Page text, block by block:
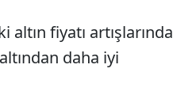
fiyatı artışlarında
daha iyi